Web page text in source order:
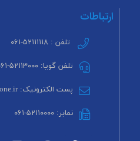
ارتباطات
تلفن : ۵۲۱۱۱۱۱۸-۰۶۱
تلفن گویا: ۵۲۱۱۳۰۰۰-۰۶۱
پست الکترونیک: info@petzone.ir
نمابر: ۵۲۱۱۰۰۰۰-۰۶۱